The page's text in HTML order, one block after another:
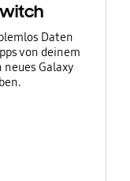
Daten
von deinem
Galaxy